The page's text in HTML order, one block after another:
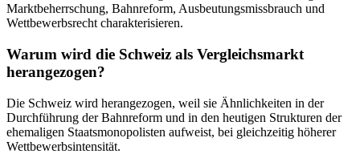
Marktbeherrschung, Bahnreform, Ausbeutungsmissbrauch und
Wettbewerbsrecht charakterisieren.
Warum wird die Schweiz als Vergleichsmarkt
herangezogen?
Die Schweiz wird herangezogen, weil sie Ähnlichkeiten in der
Durchführung der Bahnreform und in den heutigen Strukturen der
ehemaligen Staatsmonopolisten aufweist, bei gleichzeitig höherer
Wettbewerbsintensität.